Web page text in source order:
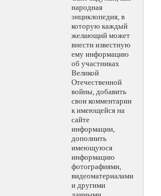
народная
энциклопедия, в
которую каждый
желающий может
внести известную
ему информацию
об участниках
Великой
Отечественной
войны, добавить
свои комментарии
к имеющейся на
сайте
информации,
дополнить
имеющуюся
информацию
фотографиями,
видеоматериалами
и другими